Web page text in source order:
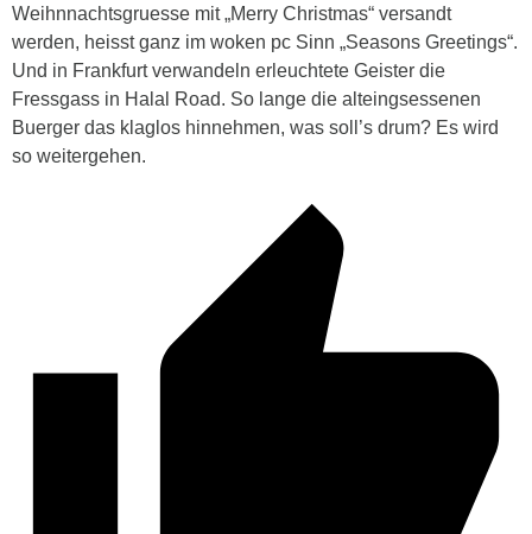
Weihnnachtsgruesse mit „Merry Christmas“ versandt
werden, heisst ganz im woken pc Sinn „Seasons Greetings“.
Und in Frankfurt verwandeln erleuchtete Geister die
Fressgass in Halal Road. So lange die alteingsessenen
Buerger das klaglos hinnehmen, was soll’s drum? Es wird
so weitergehen.